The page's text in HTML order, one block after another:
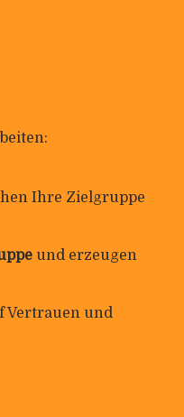
Ihre Ziel­gruppe
und erzeugen
Ver­trauen und